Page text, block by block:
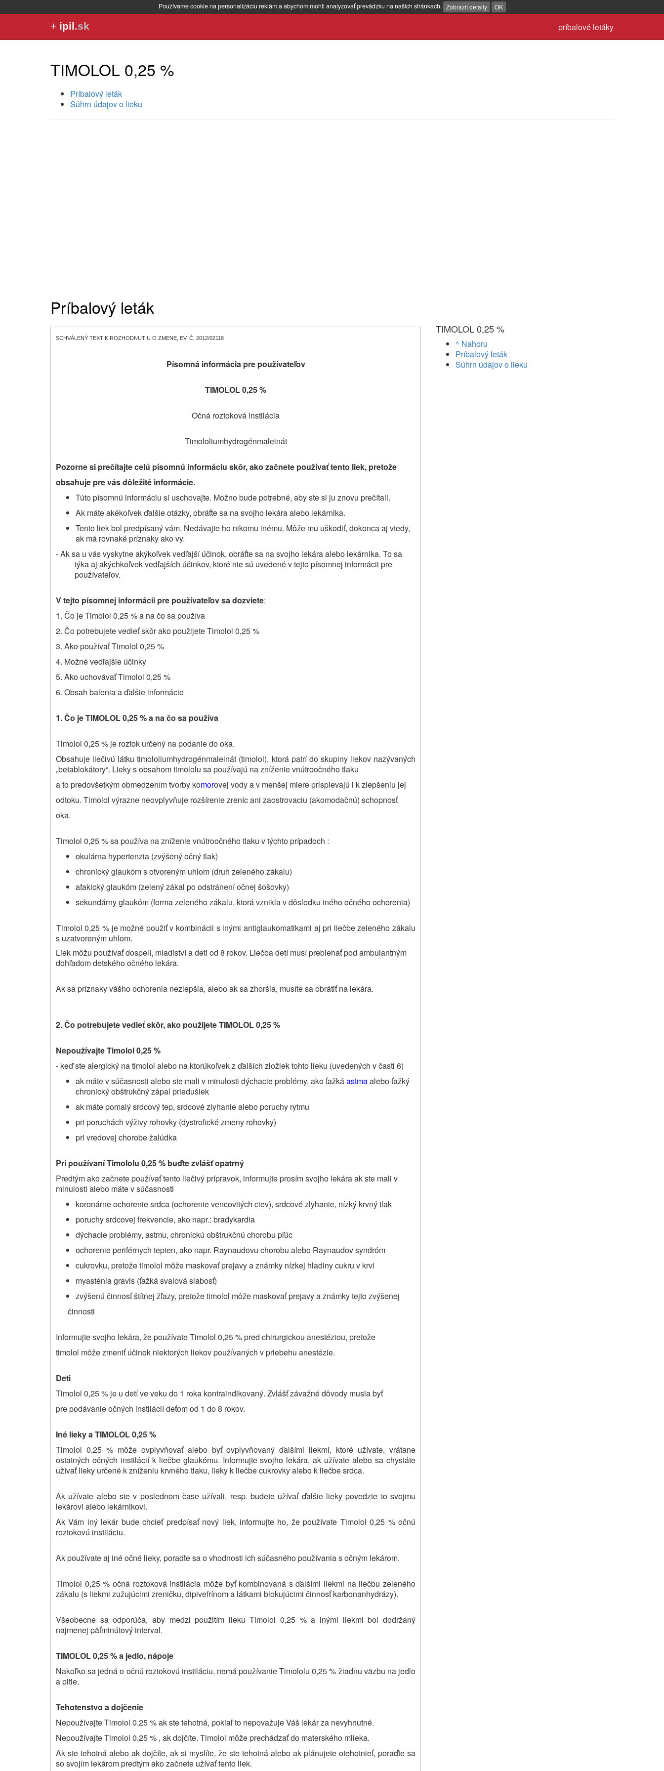
Používame cookie na personalizáciu reklám a abychom mohli analyzovať prevádzku na našich stránkach. Zobrazit detaily OK
príbalové letáky
+ ipil.sk
TIMOLOL 0,25 %
Príbalový leták
Súhrn údajov o lieku
Príbalový leták
SCHVÁLENÝ TEXT K ROZHODNUTIU O ZMENE , EV. Č. 2012/02118
Písomná informácia pre používateľov
TIMOLOL 0,25 %
Očná roztoková instilácia
Timololiumhydrogénmaleinát
Pozorne si prečítajte celú písomnú informáciu skôr, ako začnete používaťtento liek, pretože
obsahuje pre vás dôležité informácie.
Túto písomnú informáciu si uschovajte. Možno bude potrebné, aby ste si ju znovu prečítali.
Ak máte akékoľvek ďalšie otázky, obráťte sa na svojho lekára alebo lekárnika.
Tento liek bol predpísaný vám. Nedávajte ho nikomu inému. Môže mu uškodiť, dokonca aj vtedy,
ak má rovnaké príznaky ako vy.
- Ak sa u vás vyskytne akýkoľvek vedľajší účinok, obráťte sa na svojho lekára alebo lekárnika. To sa
týka aj akýchkoľvek vedľajších účinkov, ktoré nie sú uvedené v tejto písomnej informácii pre
používateľov.
V tejto písomnej informácii pre používateľov sa dozviete:
1. Čo je Timolol 0,25 % a na čo sa používa
2. Čo potrebujete vedieť skôr ako použijete Timolol 0,25 %
3. Ako používať Timolol 0,25 %
4. Možné vedľajšie účinky
5. Ako uchovávať Timolol 0,25 %
6. Obsah balenia a ďalšie informácie
1. Čo je TIMOLOL 0,25%a na čo sa používa
Timolol 0,25 % je roztok určený na podanie do oka.
Obsahuje liečivú látku timololiumhydrogénmaleinát (timolol), ktorá patrí do skupiny liekov nazývaných
„betablokátory“. Lieky s obsahom timololu sa používajú na zníženie vnútroočného tlaku
a to predovšetkým obmedzením tvorby komorovej vody a v menšej miere prispievajú i k zlepšeniu jej
odtoku. Timolol výrazne neovplyvňuje rozšírenie zreníc ani zaostrovaciu (akomodačnú) schopnosť
oka.
Timolol 0,25 % sa používa na zníženie vnútroočného tlaku v týchto prípadoch :
okulárna hypertenzia (zvýšený očný tlak)
chronický glaukóm s otvoreným uhlom (druh zeleného zákalu)
afakický glaukóm (zelený zákal po odstránení očnej šošovky)
sekundárny glaukóm (forma zeleného zákalu, ktorá vznikla v dôsledku iného očného ochorenia)
Timolol 0,25 % je možné použiť v kombinácii s inými antiglaukomatikami aj pri liečbe zeleného zákalu
s uzatvoreným uhlom.
Liek môžu používať dospelí, mladiství a deti od 8 rokov. Liečba detí musí prebiehať pod ambulantným
dohľadom detského očného lekára.
Ak sa príznaky vášho ochorenia nezlepšia, alebo ak sa zhoršia, musíte sa obrátiť na lekára.
2. Čo potrebujete vedieť skôr, ako použijete TIMOLOL 0,25%
Nepoužívajte Timolol 0,25 %
- keď ste alergický na timolol alebo na ktorúkoľvek z ďalších zložiek tohto lieku (uvedených v časti 6)
ak máte v súčasnosti alebo ste mali v minulosti dýchacie problémy, ako ťažkáastmaalebo ťažký
chronický obštrukčný zápal priedušiek
ak máte pomalý srdcový tep, srdcové zlyhanie alebo poruchy rytmu
pri poruchách výživy rohovky (dystrofické zmeny rohovky)
pri vredovej chorobe žalúdka
Pri používaní Timololu 0,25 % buďte zvlášť opatrný
Predtým ako začnete používať tento liečivý prípravok, informujte prosím svojho lekára ak ste mali v
minulosti alebo máte v súčasnosti
koronárne ochorenie srdca (ochorenie vencovitých ciev), srdcové zlyhanie, nízký krvný tlak
poruchy srdcovej frekvencie, ako napr.: bradykardia
dýchacie problémy, astmu, chronickú obštrukčnú chorobu pľúc
ochorenie periférnych tepien, ako napr. Raynaudovu chorobu alebo Raynaudov syndróm
cukrovku, pretože timolol môže maskovať prejavy a známky nízkej hladiny cukru v krvi
myasténia gravis (ťažká svalová slabosť)
zvýšenú činnosť štítnej žľazy, pretože timolol môže maskovať prejavy a známky tejto zvýšenej
činnosti
Informujte svojho lekára, že používate Timolol 0,25 % pred chirurgickou anestéziou, pretože
timolol môže zmeniť účinok niektorých liekov používaných v priebehu anestézie.
Deti
Timolol 0,25 % je u detí ve veku do 1 roka kontraindikovaný. Zvlášť závažné dôvody musia byť
pre podávanie očných instilácií deťom od 1 do 8 rokov.
Iné lieky a TIMOLOL 0,25 %
Timolol 0,25 % môže ovplyvňovať alebo byť ovplyvňovaný ďalšími liekmi, ktoré užívate, vrátane
ostatných očných instilácií k liečbe glaukómu. Informujte svojho lekára, ak užívate alebo sa chystáte
užívať lieky určené k zníženiu krvného tlaku, lieky k liečbe cukrovky alebo k liečbe srdca.
Ak užívate alebo ste v poslednom čase užívali, resp. budete užívať ďalšie lieky povedzte to svojmu
lekárovi alebo lekárnikovi.
Ak Vám iný lekár bude chcieť predpísať nový liek, informujte ho, že používate Timolol 0,25 % očnú
roztokovú instiláciu.
Ak používate aj iné očné lieky, poraďte sa o vhodnosti ich súčasného používania s očným lekárom.
Timolol 0,25 % očná roztoková instilácia môže byť kombinovaná s ďalšími liekmi na liečbu zeleného
zákalu (s liekmi zužujúcimi zreničku, dipivefrínom a látkami blokujúcimi činnosť karbonanhydrázy).
Všeobecne sa odporúča, aby medzi použitím lieku Timolol 0,25 % a inými liekmi bol dodržaný
najmenej päťminútový interval.
TIMOLOL 0,25 % a jedlo, nápoje
Nakoľko sa jedná o očnú roztokovú instiláciu, nemá používanie Timololu 0,25 % žiadnu väzbu na jedlo
a pitie.
Tehotenstvo a dojčenie
Nepoužívajte Timolol 0,25 % ak ste tehotná, pokiaľ to nepovažuje Váš lekár za nevyhnutné.
Nepoužívajte Timolol 0,25 % , ak dojčíte. Timolol môže prechádzať do materského mlieka.
Ak ste tehotná alebo ak dojčíte, ak si myslíte, že ste tehotná alebo ak plánujete otehotnieť, poraďte sa
so svojím lekárom predtým ako začnete užívať tento liek.
TIMOLOL 0,25 %
^ Nahoru
Príbalový leták
Súhrn údajov o lieku